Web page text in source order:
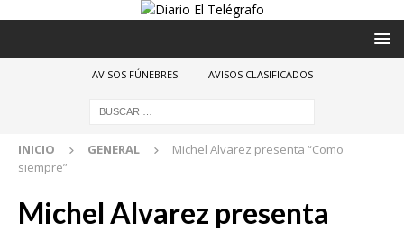
AVISOS FÚNEBRES AVISOS CLASIFICADOS
INICIO GENERAL
Michel Alvarez presenta “Como
siempre”
Michel Alvarez presenta